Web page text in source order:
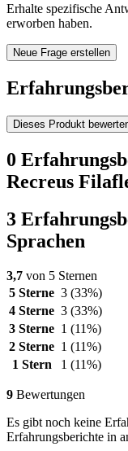
Erhalte spezifische
erworben haben.
Neue Frage erstellen
Dieses Produkt
0
Recreus
3
Sprachen
3,7 von 5 Sternen
5 Sterne 3 (33%)
4 Sterne 3 (33%)
3 Sterne 1 (11%)
2 Sterne 1 (11%)
1 Stern
1 (11%)
9 Bewertungen
Es gibt noch keine
Erfahrungsberichte in